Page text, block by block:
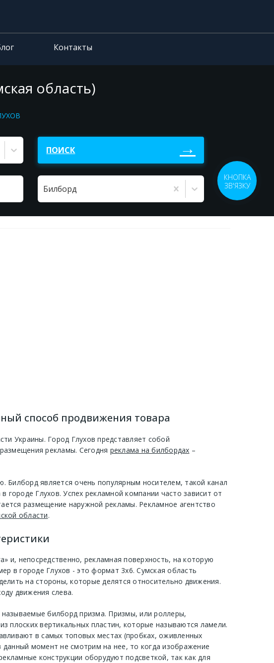
Контакты
область)
Билборд
ПОИСК
способ продвижения товара
Украины. Город Глухов представляет собой
рекламы. Сегодня реклама на билбордах –
является очень популярным носителем, такой канал
Глухов. Успех рекламной компании часто зависит от
размещение наружной рекламы. Рекламное агентство
области.
и, непосредственно, рекламная поверхность, на которую
в городе Глухов - это формат 3х6. Сумская область
на стороны, которые делятся относительно движения.
движения слева.
билборд призма. Призмы, или роллеры,
плоских вертикальных пластин, которые называются ламели.
в самых топовых местах (пробках, оживленных
данный момент не смотрим на нее, то когда изображение
конструкции оборудуют подсветкой, так как для
КНОПКА
ЗВ'ЯЗКУ